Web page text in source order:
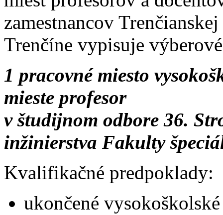
zamestnancov
Trenčíne vypisuje
1 pracovné miesto
mieste profesor
v študijnom odbore 36.
inžinierstva Fakulty
Kvalifikačné predpoklady:
ukončené